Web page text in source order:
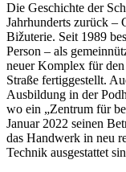
Die Geschichte der
Jahrhunderts zurück –
Bižuterie. Seit 1989
Person – als
neuer Komplex für
Straße fertiggestellt.
Ausbildung in der
wo ein „Zentrum für
Januar 2022 seinen
das Handwerk in neu
Technik ausgestattet